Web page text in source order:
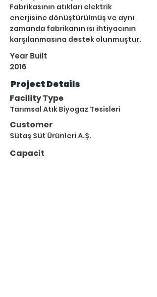
Fabrikasının atıkları elektrik
enerjisine dönüştürülmüş ve aynı
zamanda fabrikanın ısı ihtiyacının
karşılanmasına destek olunmuştur.
Year Built
2016
Project Details
Facility Type
Tarımsal Atık Biyogaz Tesisleri
Customer
Sütaş Süt Ürünleri A.Ş.
Capacit